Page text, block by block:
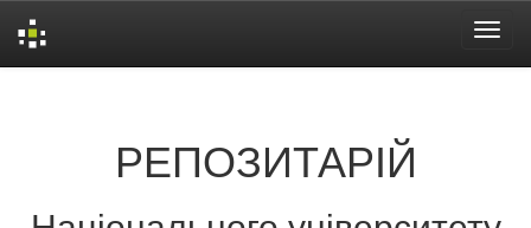
РЕПОЗИТАРІЙ